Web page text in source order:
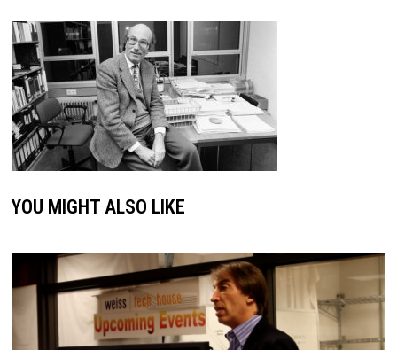
YOU MIGHT ALSO LIKE